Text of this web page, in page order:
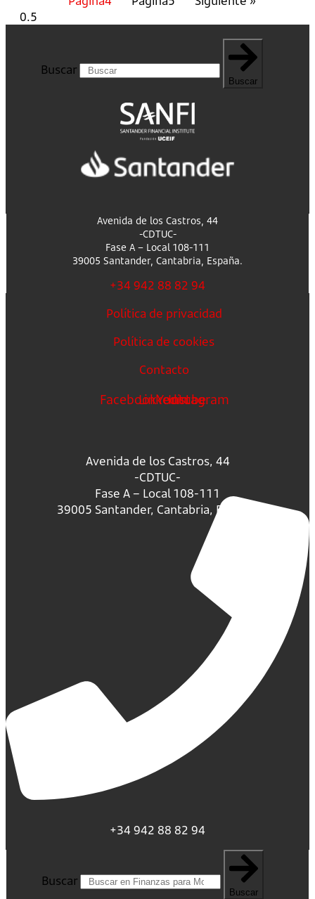
Buscar
Buscar
Avenida de los Castros, 44
-CDTUC-
Fase A – Local 108-111
39005 Santander, Cantabria, España.
+34 942 88 82 94
Política de privacidad
Política de cookies
Contacto
FacebookLinkedin
Youtube
Instagram
Avenida de los Castros, 44
-CDTUC-
Fase A – Local 108-111
39005 Santander, Cantabria, España.
+34 942 88 82 94
Buscar
Buscar